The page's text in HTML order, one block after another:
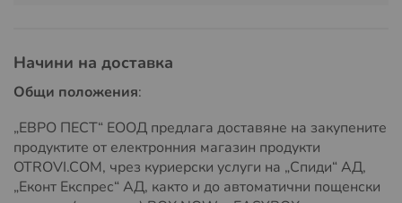
Начин на употреба на капана за
дървеници THE BUGO
Начини на доставка
Общи положения:
„ЕВРО ПЕСТ“ ЕООД предлага доставяне на закупените
продуктите от електронния магазин продукти
OTROVI.COM, чрез куриерски услуги на „Спиди“ АД,
„Еконт Експрес“ АД, както и до автоматични пощенски